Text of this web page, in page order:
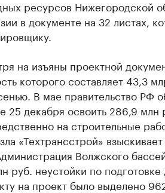
ресурсов Нижегородской
в документе на 32 листах,
на изъяны проектной
которого составляет 43,3
В мае правительство РФ
25 декабря освоить 286,9
на строительные
«Техтрансстрой»
Волжского
руб. неустойки по
на проект было выделено